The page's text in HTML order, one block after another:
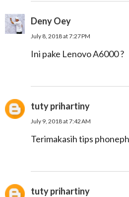
Deny Oey
July 8, 2018 at 7:27 PM
Ini pake Lenovo A6000 ?
tuty prihartiny
July 9, 2018 at 7:42 AM
Terimakasih tips
tuty prihartiny